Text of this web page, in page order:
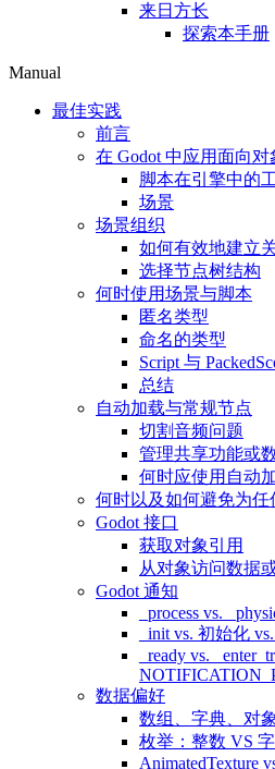
来日方长
探索本手册
Manual
最佳实践
前言
在 Godot 中应用面向对
脚本在引擎中的
场景
场景组织
如何有效地建立
选择节点树结构
何时使用场景与脚本
匿名类型
命名的类型
Script 与
总结
自动加载与常规节点
切割音频问题
管理共享功能或
何时应使用自动
何时以及如何避免为任
Godot 接口
获取对象引用
从对象访问数据
Godot 通知
_process vs.
_init vs. 初始化
_ready vs.
数据偏好
数组、字典、对象
枚举：整数 VS
AnimatedTexture